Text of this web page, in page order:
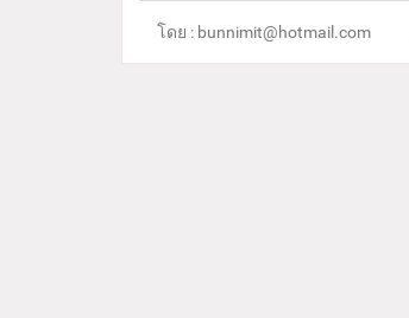
โดย : bunnimit@hotmail.com